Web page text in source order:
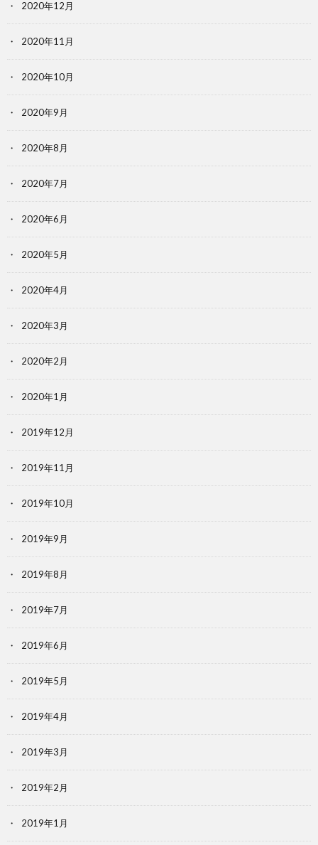
2020年12月
2020年11月
2020年10月
2020年9月
2020年8月
2020年7月
2020年6月
2020年5月
2020年4月
2020年3月
2020年2月
2020年1月
2019年12月
2019年11月
2019年10月
2019年9月
2019年8月
2019年7月
2019年6月
2019年5月
2019年4月
2019年3月
2019年2月
2019年1月